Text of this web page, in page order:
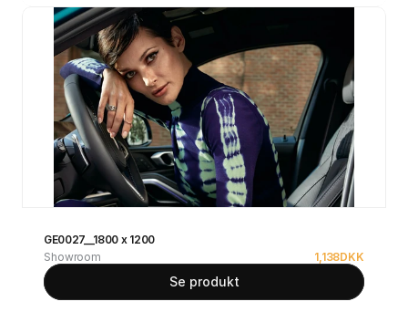
GE0027__1800 x 1200
Showroom
1,138DKK
Se produkt